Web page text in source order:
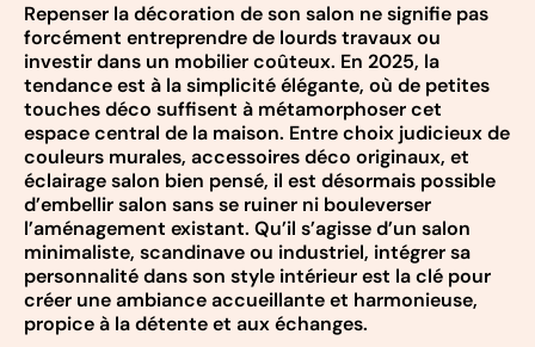
Repenser la décoration de son salon ne signifie pas
forcément entreprendre de lourds travaux ou
investir dans un mobilier coûteux. En 2025, la
tendance est à la simplicité élégante, où de petites
touches déco suffisent à métamorphoser cet
espace central de la maison. Entre choix judicieux de
couleurs murales, accessoires déco originaux, et
éclairage salon bien pensé, il est désormais possible
d’embellir salon sans se ruiner ni bouleverser
l’aménagement existant. Qu’il s’agisse d’un salon
minimaliste, scandinave ou industriel, intégrer sa
personnalité dans son style intérieur est la clé pour
créer une ambiance accueillante et harmonieuse,
propice à la détente et aux échanges.